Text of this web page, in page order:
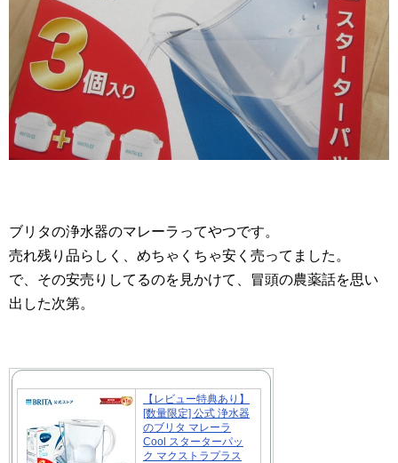
ブリタの浄水器のマレーラってやつです。
売れ残り品らしく、めちゃくちゃ安く売ってました。
で、その安売りしてるのを見かけて、冒頭の農薬話を思い
出した次第。
【レビュー特典あり】
[数量限定] 公式 浄水器
のブリタ マレーラ
Cool スターターパッ
ク マクストラプラス